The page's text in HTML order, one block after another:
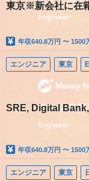
東京※新会社に在
年収640.8万円 〜 1500
エンジニア 東京
SRE, Digital
年収640.8万円 〜 1500
エンジニア 東京